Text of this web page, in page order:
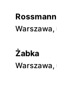
Radzymin,
Mińsk
Rossmann
Warszawa,
Żabka
Warszawa,